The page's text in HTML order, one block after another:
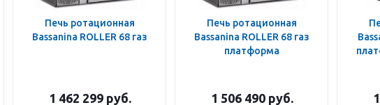
Печь ротационная
Bassanina ROLLER 68 газ
1 462 299руб.
Печь ротационная
Bassanina ROLLER 68 газ
платформа
1 506 490руб.